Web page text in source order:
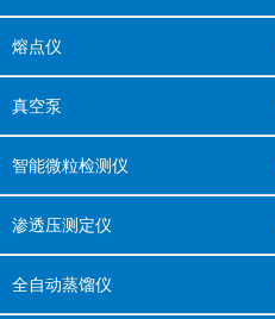
熔点仪
真空泵
智能微粒检测仪
渗透压测定仪
全自动蒸馏仪